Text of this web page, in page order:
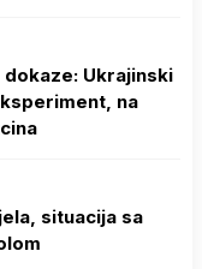
Ukrajinski
na
situacija sa